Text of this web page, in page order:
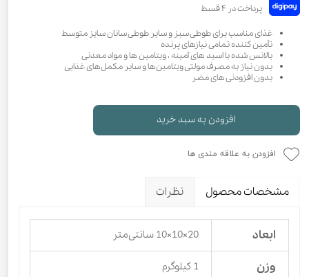
غذای مناسب برای طوطی سبز و سایر طوطی سانان سایز متوسط
تأمین کننده تمامی نیازهای پرنده
بالانس شده با اسید های آمینه ، ویتامین ها و مواد معدنی
بدون نیاز به مصرف مولتی ویتامین‌ها و سایر مکمل‌های غذایی
بدون افزودنی های مضر
افزودن به سبد خرید
افزودن به علاقه مندی ها
مشخصات محصول نظرات
ابعاد 20×10×10 سانتی‌متر
وزن 1 کیلوگرم